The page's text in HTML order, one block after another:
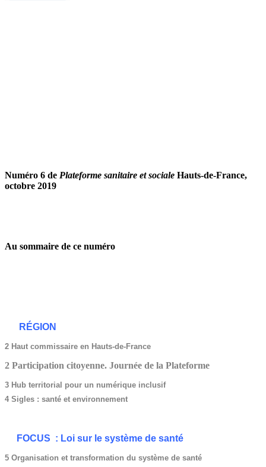
Numéro 6 de Plateforme sanitaire et sociale Hauts-de-France,
octobre 2019
Au sommaire de ce numéro
RÉGION
2 Haut commissaire en Hauts-de-France
2 Participation citoyenne. Journée de la Plateforme
3 Hub territorial pour un numérique inclusif
4 Sigles : santé et environnement
FOCUS : Loi sur le système de santé
5 Organisation et transformation du système de santé